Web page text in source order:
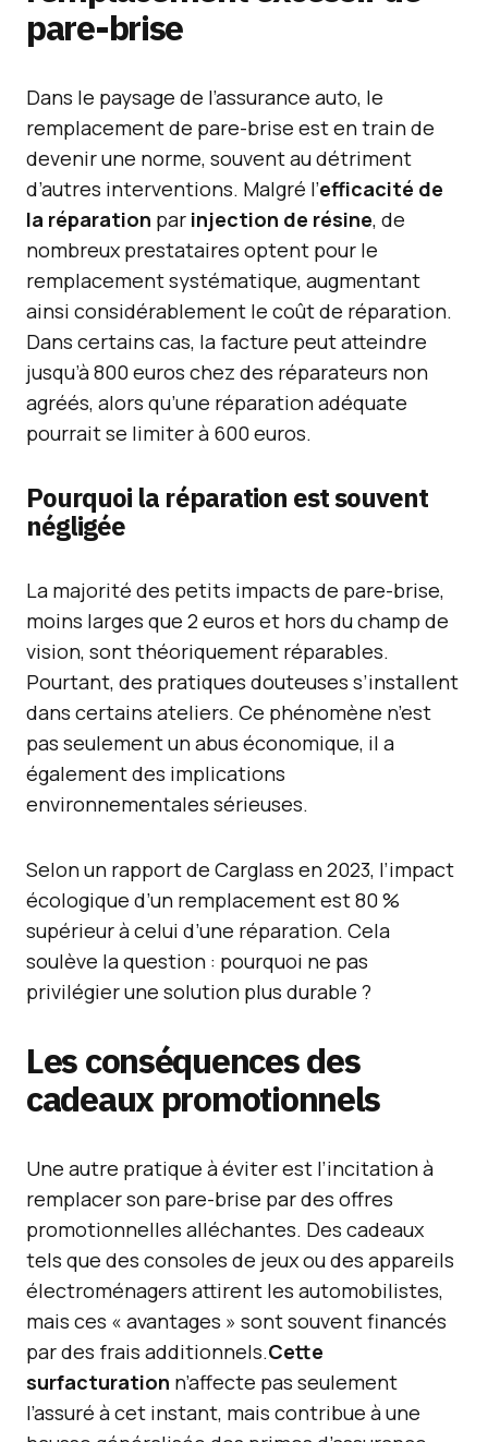
pare-brise
Dans le paysage de l’assurance auto, le
remplacement de pare-brise est en train de
devenir une norme, souvent au détriment
d’autres interventions. Malgré l’efficacité de
la réparation par injection de résine, de
nombreux prestataires optent pour le
remplacement systématique, augmentant
ainsi considérablement le coût de réparation.
Dans certains cas, la facture peut atteindre
jusqu’à 800 euros chez des réparateurs non
agréés, alors qu’une réparation adéquate
pourrait se limiter à 600 euros.
Pourquoi la réparation est souvent
négligée
La majorité des petits impacts de pare-brise,
moins larges que 2 euros et hors du champ de
vision, sont théoriquement réparables.
Pourtant, des pratiques douteuses s’installent
dans certains ateliers. Ce phénomène n’est
pas seulement un abus économique, il a
également des implications
environnementales sérieuses.
Selon un rapport de Carglass en 2023, l’impact
écologique d’un remplacement est 80 %
supérieur à celui d’une réparation. Cela
soulève la question : pourquoi ne pas
privilégier une solution plus durable ?
Les conséquences des
cadeaux promotionnels
Une autre pratique à éviter est l’incitation à
remplacer son pare-brise par des offres
promotionnelles alléchantes. Des cadeaux
tels que des consoles de jeux ou des appareils
électroménagers attirent les automobilistes,
mais ces « avantages » sont souvent financés
par des frais additionnels.Cette
surfacturation n’affecte pas seulement
l’assuré à cet instant, mais contribue à une